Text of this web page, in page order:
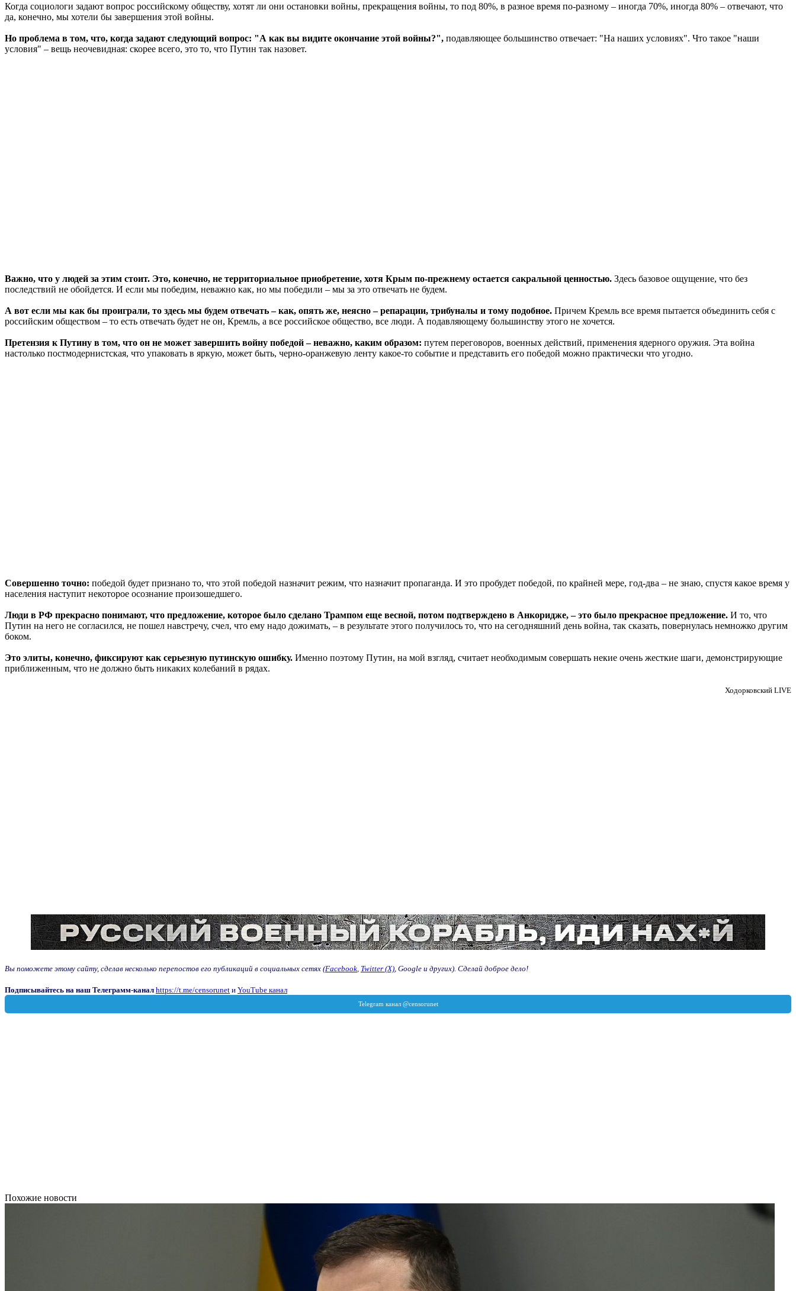
Когда социологи задают вопрос российскому обществу, хотят ли они остановки войны, прекращения войны, то под 80%, в разное время по-разному – иногда 70%, иногда 80% – отвечают, что
да, конечно, мы хотели бы завершения этой войны.
Но проблема в том, что, когда задают следующий вопрос: "А как вы видите окончание этой войны?", подавляющее большинство отвечает: "На наших условиях". Что такое "наши
условия" – вещь неочевидная: скорее всего, это то, что Путин так назовет.
Важно, что у людей за этим стоит. Это, конечно, не территориальное приобретение, хотя Крым по-прежнему остается сакральной ценностью. Здесь базовое ощущение, что без
последствий не обойдется. И если мы победим, неважно как, но мы победили – мы за это отвечать не будем.
А вот если мы как бы проиграли, то здесь мы будем отвечать – как, опять же, неясно – репарации, трибуналы и тому подобное. Причем Кремль все время пытается объединить себя с
российским обществом – то есть отвечать будет не он, Кремль, а все российское общество, все люди. А подавляющему большинству этого не хочется.
Претензия к Путину в том, что он не может завершить войну победой – неважно, каким образом: путем переговоров, военных действий, применения ядерного оружия. Эта война
настолько постмодернистская, что упаковать в яркую, может быть, черно-оранжевую ленту какое-то событие и представить его победой можно практически что угодно.
Совершенно точно: победой будет признано то, что этой победой назначит режим, что назначит пропаганда. И это пробудет победой, по крайней мере, год-два – не знаю, спустя какое время у
населения наступит некоторое осознание произошедшего.
Люди в РФ прекрасно понимают, что предложение, которое было сделано Трампом еще весной, потом подтверждено в Анкоридже, – это было прекрасное предложение. И то, что
Путин на него не согласился, не пошел навстречу, счел, что ему надо дожимать, – в результате этого получилось то, что на сегодняшний день война, так сказать, повернулась немножко другим
боком.
Это элиты, конечно, фиксируют как серьезную путинскую ошибку. Именно поэтому Путин, на мой взгляд, считает необходимым совершать некие очень жесткие шаги, демонстрирующие
приближенным, что не должно быть никаких колебаний в рядах.
Ходорковский LIVE
Вы поможете этому сайту, сделав несколько перепостов его публикаций в социальных сетях (Facebook Twitter (X) , Google и других). Сделай доброе дело!
Подписывайтесь на наш Телеграмм-канал https://t.me/censorunet и YouTube канал
Похожие новости